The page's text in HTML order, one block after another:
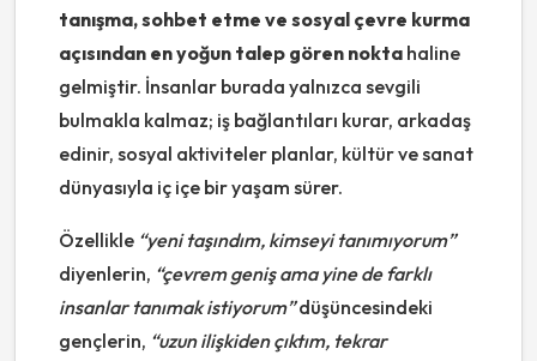
tanışma, sohbet etme ve sosyal çevre kurma
açısından en yoğun talep gören nokta haline
gelmiştir. İnsanlar burada yalnızca sevgili
bulmakla kalmaz; iş bağlantıları kurar, arkadaş
edinir, sosyal aktiviteler planlar, kültür ve sanat
dünyasıyla iç içe bir yaşam sürer.
Özellikle “yeni taşındım, kimseyi tanımıyorum”
diyenlerin, “çevrem geniş ama yine de farklı
insanlar tanımak istiyorum”düşüncesindeki
gençlerin, “uzun ilişkiden çıktım, tekrar